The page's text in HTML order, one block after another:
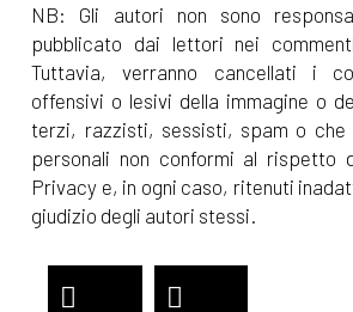
NB: Gli autori non sono
pubblicato dai lettori nei
Tuttavia, verranno cancellati i
offensivi o lesivi della immagine o
terzi, razzisti, sessisti, spam o che
personali non conformi al rispetto
Privacy e, in ogni caso, ritenuti
giudizio degli autori stessi.